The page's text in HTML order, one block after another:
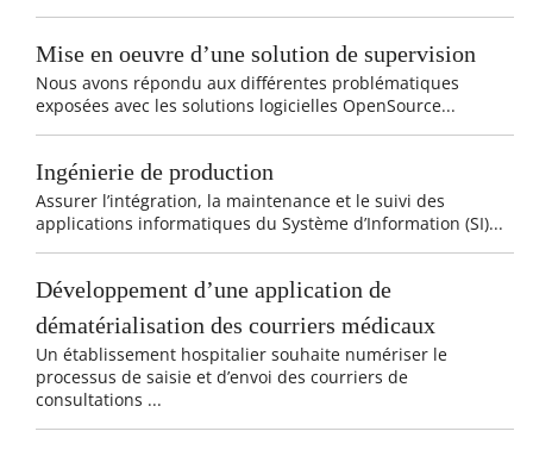
Mise en oeuvre d’une solution de supervision
Nous avons répondu aux différentes problématiques
exposées avec les solutions logicielles OpenSource...
Ingénierie de production
Assurer l’intégration, la maintenance et le suivi des
applications informatiques du Système d’Information (SI)...
Développement d’une application de
dématérialisation des courriers médicaux
Un établissement hospitalier souhaite numériser le
processus de saisie et d’envoi des courriers de
consultations ...